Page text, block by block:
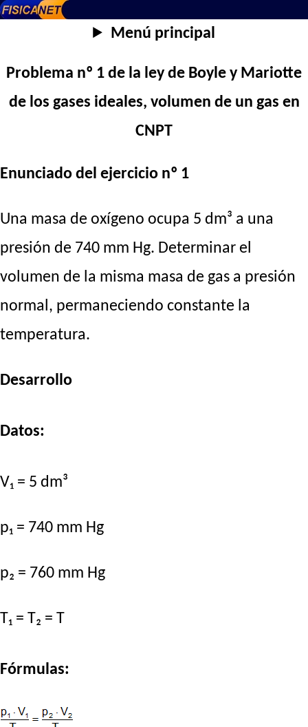
Menú principal
Problema nº 1 de la ley de Boyle y Mariotte
de los gases ideales, volumen de un gas en
CNPT
Enunciado del ejercicio nº 1
Una masa de oxígeno ocupa 5 dm³ a una
presión de 740 mm Hg. Determinar el
volumen de la misma masa de gas a presión
normal, permaneciendo constante la
temperatura.
Desarrollo
Datos:
V₁ = 5 dm³
p₁ = 740 mm Hg
p₂ = 760 mm Hg
T₁ = T₂ = T
Fórmulas: